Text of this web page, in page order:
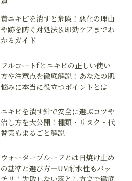
黄ニキビを潰すと危険！悪化の理由
や跡を防ぐ対処法＆即効ケアまでわ
かるガイド
フルコートfとニキビの正しい使い
方や注意点を徹底解説！あなたの肌
悩みに本当に役立つポイントとは
ニキビを潰す針で安全に選ぶコツや
治し方を大公開！種類・リスク・代
替策もまるごと解説
ウォータープルーフとは日焼け止め
の基準と選び方―UV耐水性もバッ
チリ！失敗しない落とし方まで徹底